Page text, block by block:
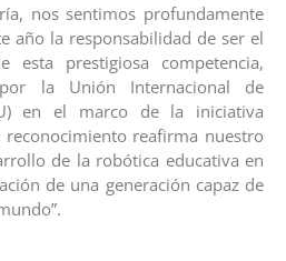
nos sentimos profundamente
año la responsabilidad de ser el
esta prestigiosa competencia,
la Unión Internacional de
en el marco de la iniciativa
reafirma nuestro
de la robótica educativa en
de una generación capaz de